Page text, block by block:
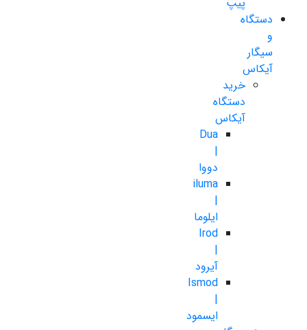
دستگاه
و
سیگار
آیکاس
خرید
دستگاه
آیکاس
Dua
|
دووا
iluma
|
ایلوما
Irod
|
آیرود
Ismod
|
ایسمود